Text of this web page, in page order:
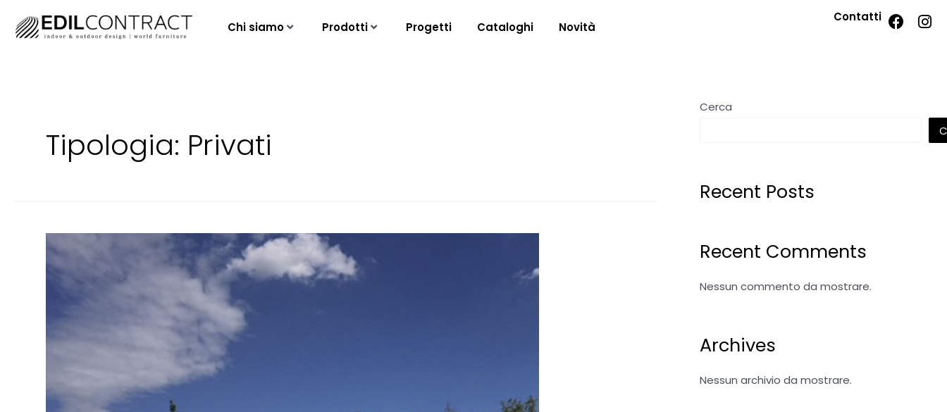
Chi siamo Prodotti Progetti Cataloghi Novità
Contatti
Tipologia: Privati
Cerca
Recent Posts
Recent Comments
Nessun commento da mostrare.
Archives
Nessun archivio da mostrare.